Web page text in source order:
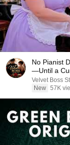
No Pianist
—Until a
Velvet Boss
New 57K